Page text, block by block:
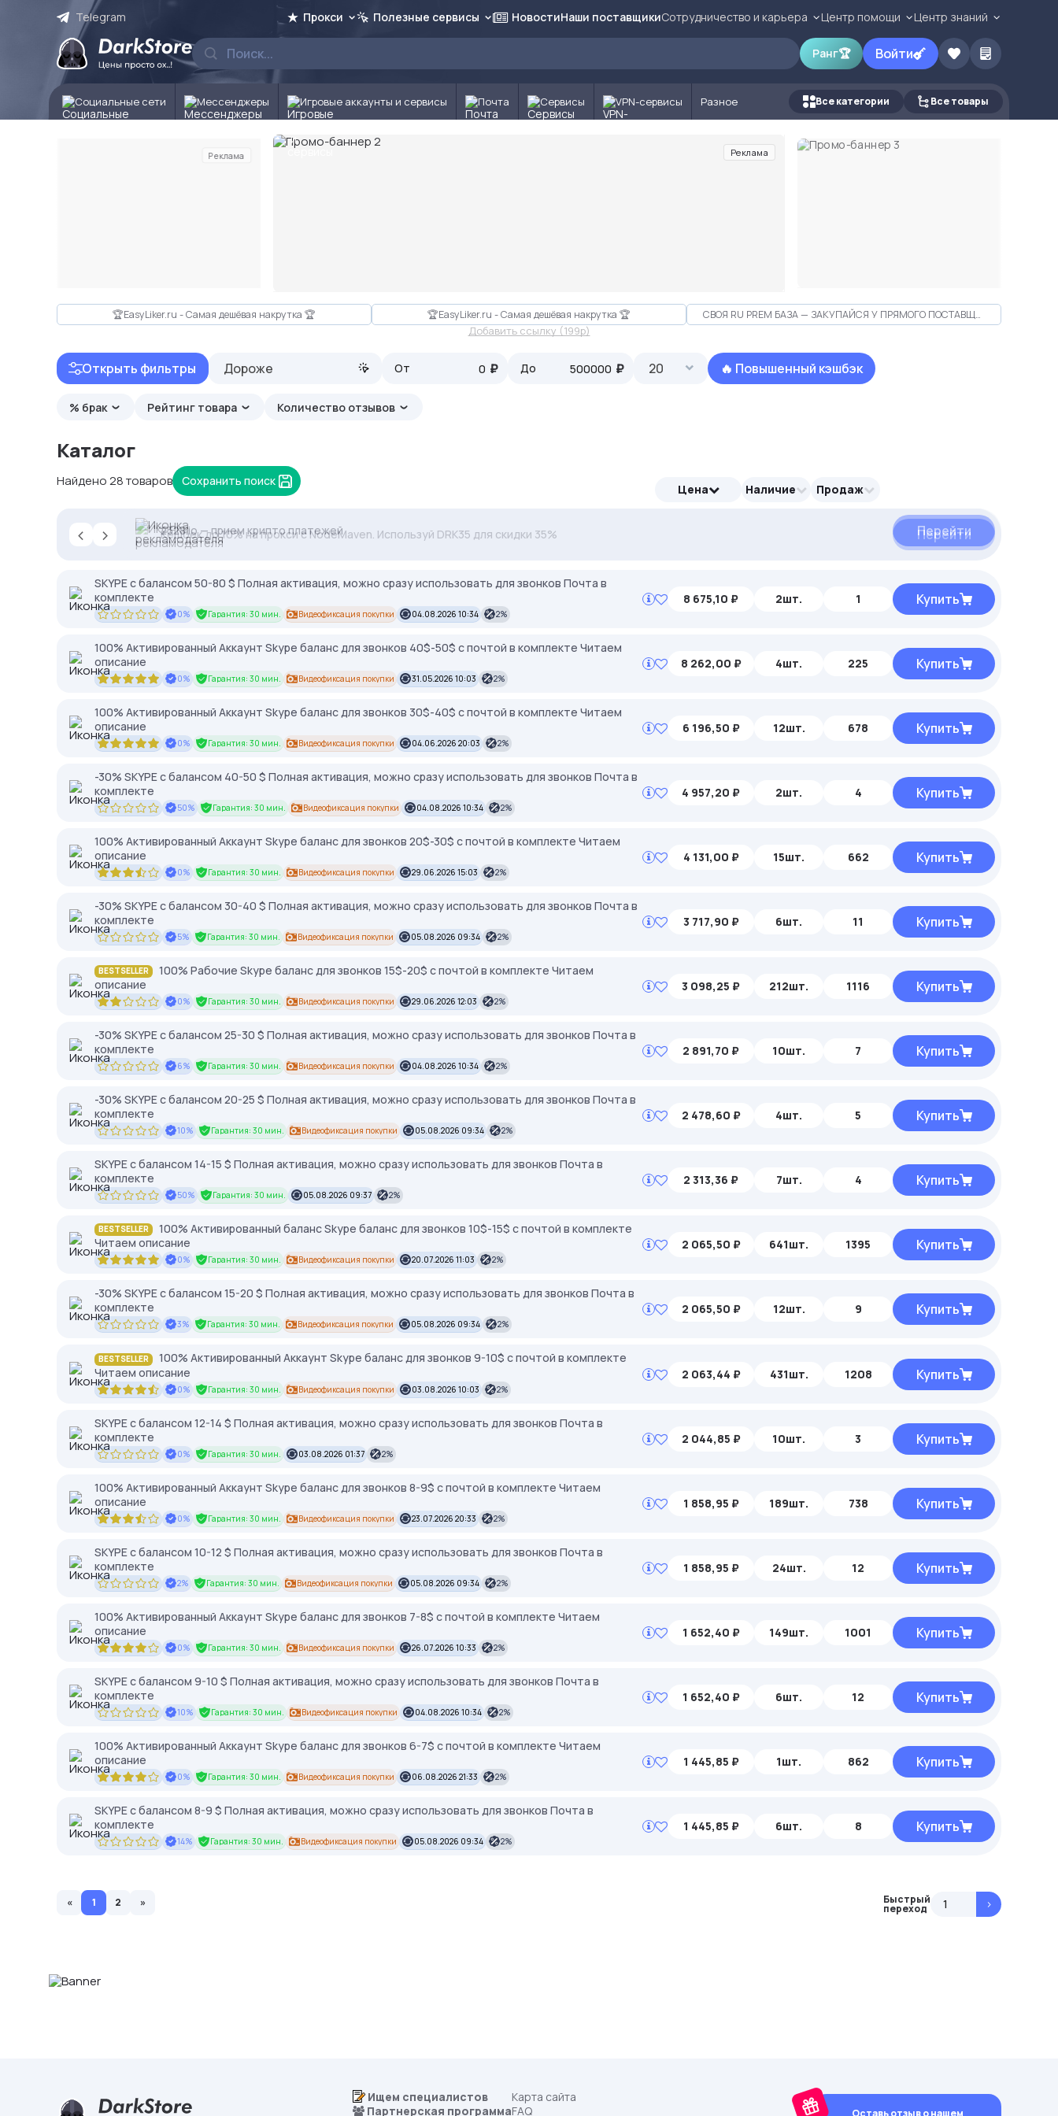
Telegram Прокси Полезные сервисы НовостиНаши поставщикиСотрудничество и карьера Центр помощи Центр знаний
Ранг🏆 Войти
Социальные сети Мессенджеры Игровые аккаунты и сервисы Почта Сервисы VPN-сервисы Разное Все категории Все товары
Реклама Реклама
🏆EasyLiker.ru - Самая дешёвая накрутка 🏆 🏆EasyLiker.ru - Самая дешёвая накрутка 🏆 СВОЯ RU PREM БАЗА — ЗАКУПАЙСЯ У ПРЯМОГО ПОСТАВЩИКА
Добавить ссылку (199p)
Открыть фильтры Дороже От ₽ До ₽ 20 🔥 Повышенный кэшбэк
% брак Рейтинг товара Количество отзывов
Каталог
Найдено 28 товаров Сохранить поиск
Цена Наличие Продаж
‹ › Кешбек до 10% на прокси с NodeMaven. Используй DRK35 для скидки 35% Перейти
Proxys.io - лучшие прокси 💚 Подберём под ваши задачи 🚀 Промокод Store - 20% на всё! Перейти
2328.io — прием крипто платежей Перейти
SKYPE c балансом 50-80 $ Полная активация, можно сразу использовать для звонков Почта в
комплекте
0% Гарантия: 30 мин. Видеофиксация покупки 04.08.2026 10:34 2%
8 675,10 ₽ 2шт. 1 Купить
100% Активированный Аккаунт Skype баланс для звонков 40$-50$ с почтой в комплекте Читаем
описание
0% Гарантия: 30 мин. Видеофиксация покупки 31.05.2026 10:03 2%
8 262,00 ₽ 4шт. 225 Купить
100% Активированный Аккаунт Skype баланс для звонков 30$-40$ с почтой в комплекте Читаем
описание
0% Гарантия: 30 мин. Видеофиксация покупки 04.06.2026 20:03 2%
6 196,50 ₽ 12шт. 678 Купить
-30% SKYPE c балансом 40-50 $ Полная активация, можно сразу использовать для звонков Почта в
комплекте
50% Гарантия: 30 мин. Видеофиксация покупки 04.08.2026 10:34 2%
4 957,20 ₽ 2шт. 4 Купить
100% Активированный Аккаунт Skype баланс для звонков 20$-30$ с почтой в комплекте Читаем
описание
0% Гарантия: 30 мин. Видеофиксация покупки 29.06.2026 15:03 2%
4 131,00 ₽ 15шт. 662 Купить
-30% SKYPE c балансом 30-40 $ Полная активация, можно сразу использовать для звонков Почта в
комплекте
5% Гарантия: 30 мин. Видеофиксация покупки 05.08.2026 09:34 2%
3 717,90 ₽ 6шт. 11 Купить
BESTSELLER
100% Рабочие Skype баланс для звонков 15$-20$ с почтой в комплекте Читаем
описание
0% Гарантия: 30 мин. Видеофиксация покупки 29.06.2026 12:03 2%
3 098,25 ₽ 212шт. 1116 Купить
-30% SKYPE c балансом 25-30 $ Полная активация, можно сразу использовать для звонков Почта в
комплекте
6% Гарантия: 30 мин. Видеофиксация покупки 04.08.2026 10:34 2%
2 891,70 ₽ 10шт. 7 Купить
-30% SKYPE c балансом 20-25 $ Полная активация, можно сразу использовать для звонков Почта в
комплекте
10% Гарантия: 30 мин. Видеофиксация покупки 05.08.2026 09:34 2%
2 478,60 ₽ 4шт. 5 Купить
SKYPE c балансом 14-15 $ Полная активация, можно сразу использовать для звонков Почта в
комплекте
50% Гарантия: 30 мин. 05.08.2026 09:37 2%
2 313,36 ₽ 7шт. 4 Купить
BESTSELLER
100% Активированный баланс Skype баланс для звонков 10$-15$ с почтой в комплекте
Читаем описание
0% Гарантия: 30 мин. Видеофиксация покупки 20.07.2026 11:03 2%
2 065,50 ₽ 641шт. 1395 Купить
-30% SKYPE c балансом 15-20 $ Полная активация, можно сразу использовать для звонков Почта в
комплекте
3% Гарантия: 30 мин. Видеофиксация покупки 05.08.2026 09:34 2%
2 065,50 ₽ 12шт. 9 Купить
BESTSELLER
100% Активированный Аккаунт Skype баланс для звонков 9-10$ с почтой в комплекте
Читаем описание
0% Гарантия: 30 мин. Видеофиксация покупки 03.08.2026 10:03 2%
2 063,44 ₽ 431шт. 1208 Купить
SKYPE c балансом 12-14 $ Полная активация, можно сразу использовать для звонков Почта в
комплекте
0% Гарантия: 30 мин. 03.08.2026 01:37 2%
2 044,85 ₽ 10шт. 3 Купить
100% Активированный Аккаунт Skype баланс для звонков 8-9$ с почтой в комплекте Читаем
описание
0% Гарантия: 30 мин. Видеофиксация покупки 23.07.2026 20:33 2%
1 858,95 ₽ 189шт. 738 Купить
SKYPE c балансом 10-12 $ Полная активация, можно сразу использовать для звонков Почта в
комплекте
2% Гарантия: 30 мин. Видеофиксация покупки 05.08.2026 09:34 2%
1 858,95 ₽ 24шт. 12 Купить
100% Активированный Аккаунт Skype баланс для звонков 7-8$ с почтой в комплекте Читаем
описание
0% Гарантия: 30 мин. Видеофиксация покупки 26.07.2026 10:33 2%
1 652,40 ₽ 149шт. 1001 Купить
SKYPE c балансом 9-10 $ Полная активация, можно сразу использовать для звонков Почта в
комплекте
10% Гарантия: 30 мин. Видеофиксация покупки 04.08.2026 10:34 2%
1 652,40 ₽ 6шт. 12 Купить
100% Активированный Аккаунт Skype баланс для звонков 6-7$ с почтой в комплекте Читаем
описание
0% Гарантия: 30 мин. Видеофиксация покупки 06.08.2026 21:33 2%
1 445,85 ₽ 1шт. 862 Купить
SKYPE c балансом 8-9 $ Полная активация, можно сразу использовать для звонков Почта в
комплекте
14% Гарантия: 30 мин. Видеофиксация покупки 05.08.2026 09:34 2%
1 445,85 ₽ 6шт. 8 Купить
« 1 2 » Быстрый
переход >
Ищем специалистов
Партнерская программа
Карта сайта
FAQ
Оставь отзыв о нашем